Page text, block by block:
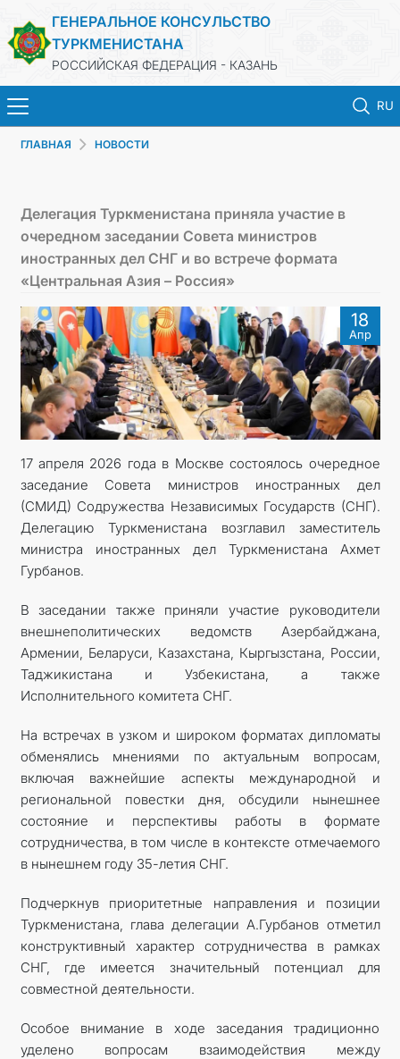
ГЕНЕРАЛЬНОЕ КОНСУЛЬСТВО
ТУРКМЕНИСТАНА
РОССИЙСКАЯ ФЕДЕРАЦИЯ - КАЗАНЬ
RU
КОНСУЛЬСКИЕ УСЛУГИ
ОБЪЯВЛЕНИЯ
ГЛАВНАЯ НОВОСТИ
Делегация Туркменистана приняла участие в
очередном заседании Совета министров
иностранных дел СНГ и во встрече формата
«Центральная Азия – Россия»
18
Апр
17 апреля 2026 года в Москве состоялось очередное
заседание Совета министров иностранных дел
(СМИД) Содружества Независимых Государств (СНГ).
Делегацию Туркменистана возглавил заместитель
министра иностранных дел Туркменистана Ахмет
Гурбанов.
В заседании также приняли участие руководители
внешнеполитических ведомств Азербайджана,
Армении, Беларуси, Казахстана, Кыргызстана, России,
Таджикистана и Узбекистана, а также
Исполнительного комитета СНГ.
На встречах в узком и широком форматах дипломаты
обменялись мнениями по актуальным вопросам,
включая важнейшие аспекты международной и
региональной повестки дня, обсудили нынешнее
состояние и перспективы работы в формате
сотрудничества, в том числе в контексте отмечаемого
в нынешнем году 35-летия СНГ.
Подчеркнув приоритетные направления и позиции
Туркменистана, глава делегации А.Гурбанов отметил
конструктивный характер сотрудничества в рамках
СНГ, где имеется значительный потенциал для
совместной деятельности.
Особое внимание в ходе заседания традиционно
уделено вопросам взаимодействия между